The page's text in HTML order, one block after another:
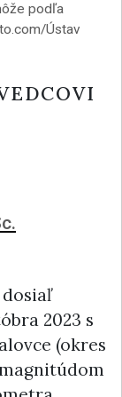
podľa
Ústav
2023 s
(okres